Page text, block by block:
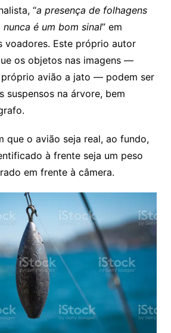
“a presença de folhagens
é um bom sinal” em
voadores. Este próprio autor
os objetos nas imagens —
avião a jato — podem ser
suspensos na árvore, bem
que o avião seja real, ao fundo,
à frente seja um peso
em frente à câmera.